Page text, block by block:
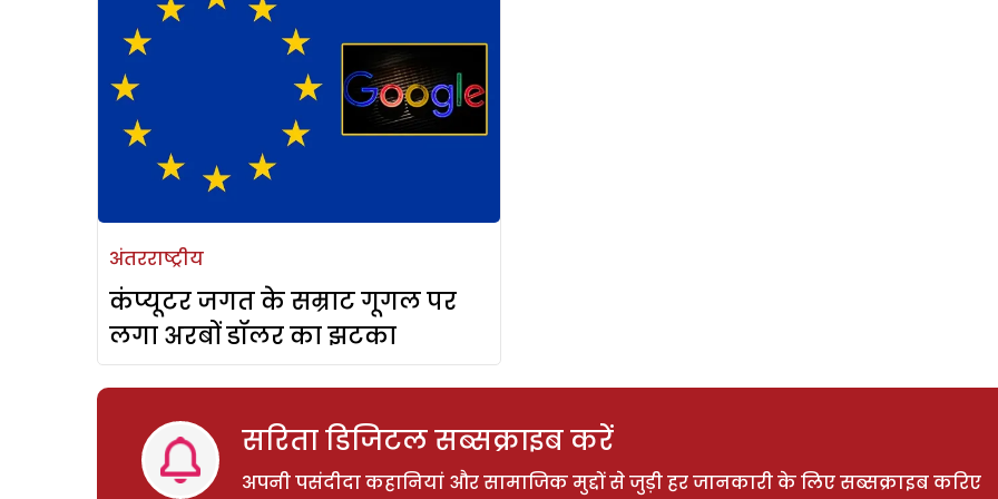
अंतरराष्ट्रीय
कंप्यूटर जगत के सम्राट गूगल पर
लगा अरबों डॉलर का झटका
सरिता डिजिटल सब्सक्राइब करें
अपनी पसंदीदा कहानियां और सामाजिक मुद्दों से जुड़ी हर जानकारी के लिए सब्सक्राइब करिए